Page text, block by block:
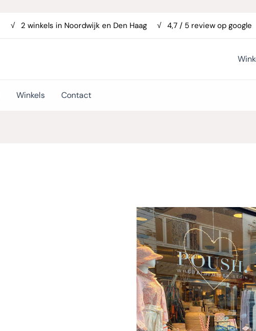
√ 2 winkels in Noordwijk en Den Haag √ 4,7 / 5 review op google
Winkels Contact